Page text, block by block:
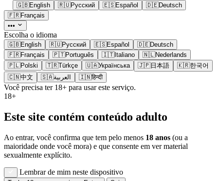
🇬🇧English 🇷🇺Русский 🇪🇸Español 🇩🇪Deutsch
🇫🇷Français
•••
Escolha o idioma
🇬🇧English 🇷🇺Русский 🇪🇸Español 🇩🇪Deutsch
🇫🇷Français 🇵🇹Português 🇮🇹Italiano 🇳🇱Nederlands
🇵🇱Polski 🇹🇷Türkçe 🇺🇦Українська 🇯🇵日本語 🇰🇷한국어
🇨🇳中文 🇸🇦العربية 🇮🇳हिन्दी
Você precisa ter 18+ para usar este serviço.
18+
Este site contém conteúdo adulto
Ao entrar, você confirma que tem pelo menos 18 anos (ou a
maioridade onde você mora) e que consente em ver material
sexualmente explícito.
Lembrar de mim neste dispositivo